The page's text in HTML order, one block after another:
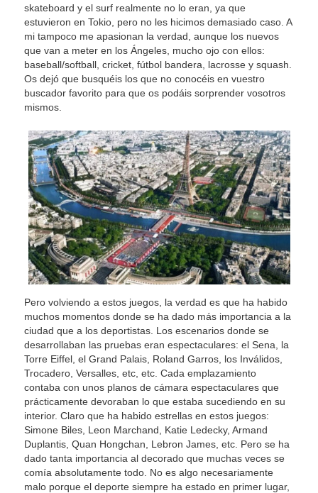
skateboard y el surf realmente no lo eran, ya que
estuvieron en Tokio, pero no les hicimos demasiado caso. A
mi tampoco me apasionan la verdad, aunque los nuevos
que van a meter en los Ángeles, mucho ojo con ellos:
baseball/softball, cricket, fútbol bandera, lacrosse y squash.
Os dejó que busquéis los que no conocéis en vuestro
buscador favorito para que os podáis sorprender vosotros
mismos.
Pero volviendo a estos juegos, la verdad es que ha habido
muchos momentos donde se ha dado más importancia a la
ciudad que a los deportistas. Los escenarios donde se
desarrollaban las pruebas eran espectaculares: el Sena, la
Torre Eiffel, el Grand Palais, Roland Garros, los Inválidos,
Trocadero, Versalles, etc, etc. Cada emplazamiento
contaba con unos planos de cámara espectaculares que
prácticamente devoraban lo que estaba sucediendo en su
interior. Claro que ha habido estrellas en estos juegos:
Simone Biles, Leon Marchand, Katie Ledecky, Armand
Duplantis, Quan Hongchan, Lebron James, etc. Pero se ha
dado tanta importancia al decorado que muchas veces se
comía absolutamente todo. No es algo necesariamente
malo porque el deporte siempre ha estado en primer lugar,